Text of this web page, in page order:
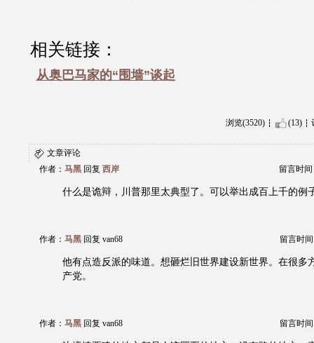
相关链接：
从奥巴马家的“围墙”谈起
浏览(3520) (13)
文章评论
作者： 马黑 回复 西岸 留言时间
什么是诡辩，川普那里太典型了。可以举出成百上千的例
作者： 马黑 回复 van68 留言时间
他有点造反派的味道。想砸烂旧世界建设新世界。在很多
产党。
作者： 马黑 回复 van68 留言时间